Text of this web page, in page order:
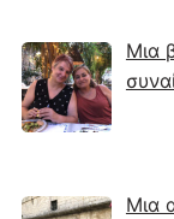
Μια
Μια